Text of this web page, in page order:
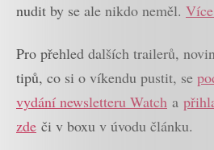
nudit by se ale nikdo neměl.
Pro přehled dalších trailerů,
tipů, co si o víkendu pustit, se
vydání newsletteru Watch a
zde či v boxu v úvodu článku.